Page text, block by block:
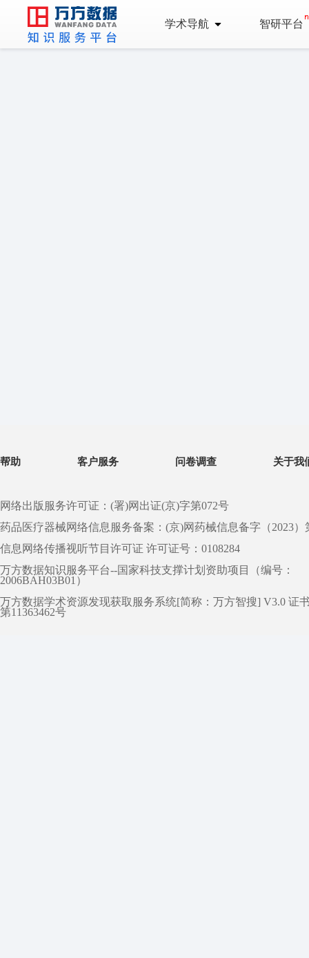
学术导航 智研平台
帮助 客户服务 问卷调查 关于我
网络出版服务许可证：(署)网出证(京)字第072号
药品医疗器械网络信息服务备案：(京)网药械信息备字（2023）
信息网络传播视听节目许可证 许可证号：0108284
万方数据知识服务平台--国家科技支撑计划资助项目（编号：
2006BAH03B01）
万方数据学术资源发现获取服务系统[简称：万方智搜] V3.0 证
第11363462号